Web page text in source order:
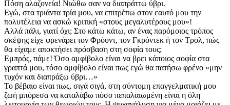
Πόση αλαζονεία! Νιώθω σαν να διαπράττω ύβρι.
Εγώ, στα τριάντα τρία μου, να επιτρέπω στον εαυτό μου την
πολυτέλεια να ασκώ κριτική «στους μεγαλυτέρους μου»!
Αλλά πάλι, γιατί όχι; Στο κάτω κάτω, αν ένας παρόμοιος τρόπος
σκέψης είχε φρενάρει τον Φρόυντ, τον Γκρόντεκ ή τον Τρολ, πώς
θα είχαμε αποκτήσει πρόσβαση στη σοφία τους;
Εμπρός, πάμε! Όσο αμφίβολο είναι να βρει κάποιος σοφία στα
γραπτά μου, τόσο αμφίβολο είναι πως εγώ θα πατήσω φρένο «μην
τυχόν και διαπράξω ύβρι…»
Το βέβαιο είναι πως, σιγά σιγά, στη σύντομη επαγγελματική μου
ζωή μπόρεσα να καταλάβω πόσο πεπαλαιωμένη είναι η όλη